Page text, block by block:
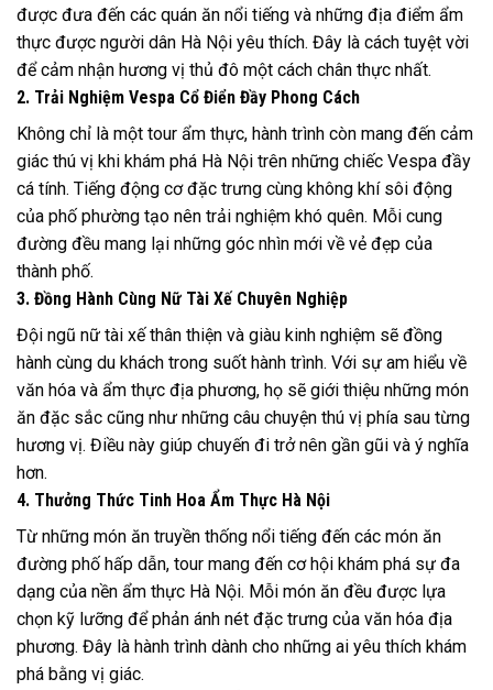
được đưa đến các quán ăn nổi tiếng và những địa điểm ẩm
thực được người dân Hà Nội yêu thích. Đây là cách tuyệt vời
để cảm nhận hương vị thủ đô một cách chân thực nhất.
2. Trải Nghiệm Vespa Cổ Điển Đầy Phong Cách
Không chỉ là một tour ẩm thực, hành trình còn mang đến cảm
giác thú vị khi khám phá Hà Nội trên những chiếc Vespa đầy
cá tính. Tiếng động cơ đặc trưng cùng không khí sôi động
của phố phường tạo nên trải nghiệm khó quên. Mỗi cung
đường đều mang lại những góc nhìn mới về vẻ đẹp của
thành phố.
3. Đồng Hành Cùng Nữ Tài Xế Chuyên Nghiệp
Đội ngũ nữ tài xế thân thiện và giàu kinh nghiệm sẽ đồng
hành cùng du khách trong suốt hành trình. Với sự am hiểu về
văn hóa và ẩm thực địa phương, họ sẽ giới thiệu những món
ăn đặc sắc cũng như những câu chuyện thú vị phía sau từng
hương vị. Điều này giúp chuyến đi trở nên gần gũi và ý nghĩa
hơn.
4. Thưởng Thức Tinh Hoa Ẩm Thực Hà Nội
Từ những món ăn truyền thống nổi tiếng đến các món ăn
đường phố hấp dẫn, tour mang đến cơ hội khám phá sự đa
dạng của nền ẩm thực Hà Nội. Mỗi món ăn đều được lựa
chọn kỹ lưỡng để phản ánh nét đặc trưng của văn hóa địa
phương. Đây là hành trình dành cho những ai yêu thích khám
phá bằng vị giác.